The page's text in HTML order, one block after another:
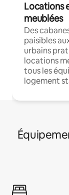
Locations
meublées
Des
paisibles
urbains
locations
tous les
logement